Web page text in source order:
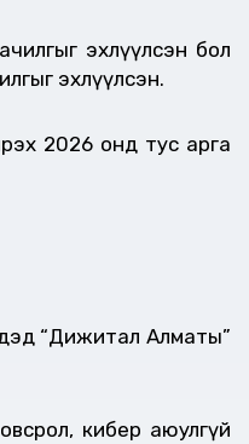
эхлүүлсэн бол
эхлүүлсэн.
2026 онд тус арга
“Дижитал Алматы”
кибер аюулгүй